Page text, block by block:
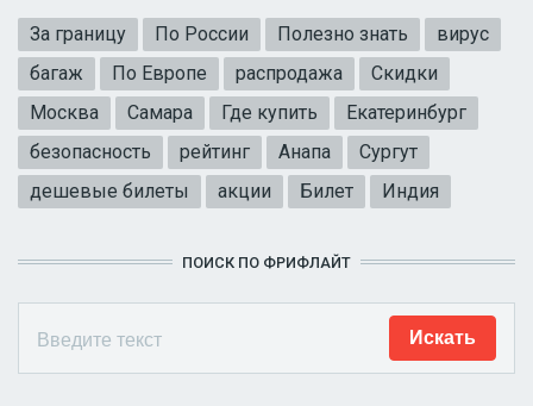
За границу По России Полезно знать
вирус
багаж
По Европе распродажа
Скидки
Москва
Самара Где купить
Екатеринбург
безопасность
рейтинг Анапа
Сургут
дешевые билеты
акции Билет Индия
ПОИСК ПО ФРИФЛАЙТ